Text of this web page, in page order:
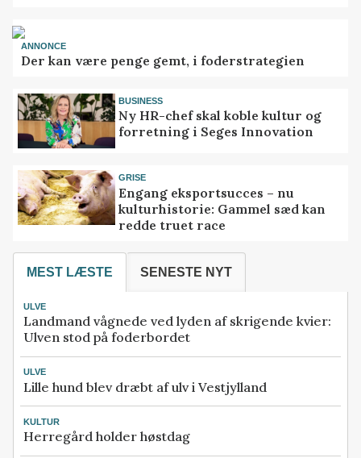
ANNONCE
Der kan være penge gemt, i foderstrategien
BUSINESS
Ny HR-chef skal koble kultur og
forretning i Seges Innovation
GRISE
Engang eksportsucces – nu
kulturhistorie: Gammel sæd kan
redde truet race
MEST LÆSTE SENESTE NYT
ULVE
Landmand vågnede ved lyden af skrigende kvier:
Ulven stod på foderbordet
ULVE
Lille hund blev dræbt af ulv i Vestjylland
KULTUR
Herregård holder høstdag